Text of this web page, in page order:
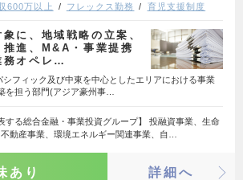
600万以上 フレックス勤務 育児支援制度
に、地域戦略の立案、
進、M&A・事業提携
務オペレ…
シフィック及び中東を中心としたエリアにおける事業
を担う部門(アジア豪州事…
する総合金融・事業投資グループ】 投融資事業、生命
動産事業、環境エネルギー関連事業、自…
あり 詳細へ